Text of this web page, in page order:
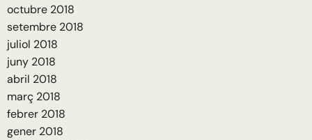
octubre 2018
setembre 2018
juliol 2018
juny 2018
abril 2018
març 2018
febrer 2018
gener 2018